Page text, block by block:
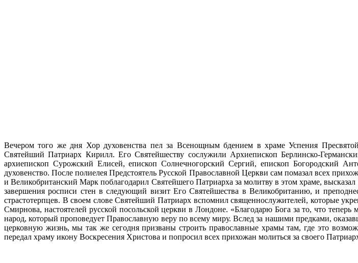
Вечером того же дня Хор духовенства пел за Всенощным бдением в храме Успения
Святейший Патриарх Кирилл. Его Святейшеству сослужили Архиепископ Берлинско-
архиепископ Сурожский Елисей, епископ Солнечногорский Сергий, епископ Богородский
духовенство. После полиелея Предстоятель Русской Православной Церкви сам помазал всех
и Великобританский Марк поблагодарил Святейшего Патриарха за молитву в этом храме,
завершения росписи стен в следующий визит Его Святейшества в Великобританию, и
страстотерпцев. В своем слове Святейший Патриарх вспомнил священнослужителей, которые
Смирнова, настоятелей русской посольской церкви в Лондоне. «Благодарю Бога за то, что
народ, который проповедует Православную веру по всему миру. Вслед за нашими предками,
церковную жизнь, мы так же сегодня призваны строить православные храмы там, где это
передал храму икону Воскресения Христова и попросил всех прихожан молиться за своего